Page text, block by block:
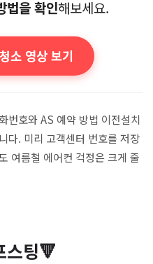
법을 확인해보세요.
소 영상 보기
번호와 AS 예약 방법 이전설치
다. 미리 고객센터 번호를 저장
여름철 에어컨 걱정은 크게 줄
스팅🔻